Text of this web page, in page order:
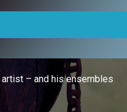
– and his ensembles